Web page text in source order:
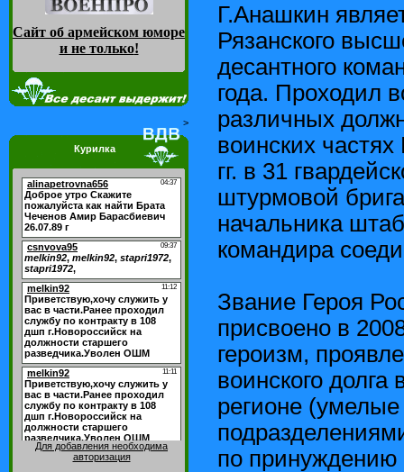
Сайт об армейском юморе
и не только!
>
Курилка
Для добавления необходима
авторизация
Г.Анашкин
Рязанского
десантного
года. Проходил
различных
воинских
гг. в 31
штурмовой
начальника
командира
Звание Героя
присвоено в
героизм,
воинского
регионе (умелые
по принуждению